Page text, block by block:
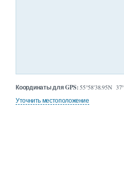
Координаты для GPS: 55°58'38.95N
Уточнить местоположение